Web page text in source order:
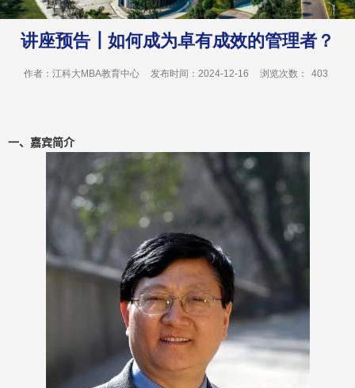
讲座预告┃如何成为卓有成效的管理者？
作者：江科大MBA教育中心 发布时间：2024-12-16 浏览次数： 403
一、嘉宾简介